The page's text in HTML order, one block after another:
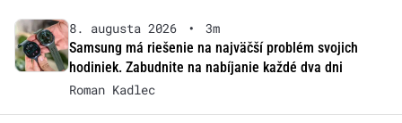
8. augusta 2026 •
3m
Samsung má riešenie na najväčší problém svojich
hodiniek. Zabudnite na nabíjanie každé dva dni
Roman Kadlec